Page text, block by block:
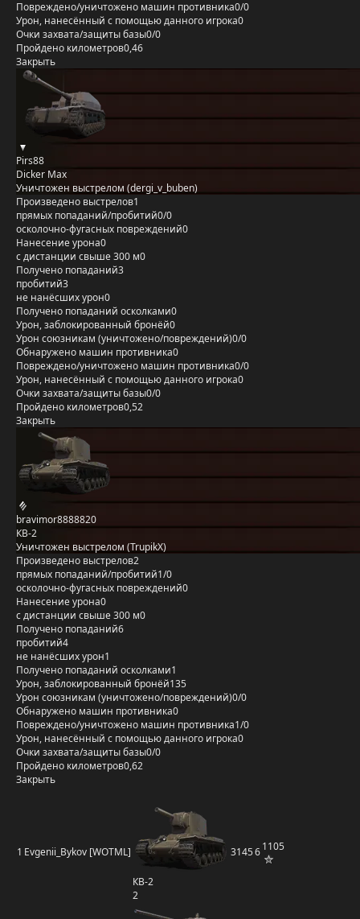
Повреждено/уничтожено машин противника0/0
Урон, нанесённый с помощью данного игрока0
Очки захвата/защиты базы0/0
Пройдено километров0,46
Закрыть
Pirs88
Dicker Max
Уничтожен выстрелом (dergi_v_buben)
Произведено выстрелов1
прямых попаданий/пробитий0/0
осколочно-фугасных повреждений0
Нанесение урона0
с дистанции свыше 300 м0
Получено попаданий3
пробитий3
не нанёсших урон0
Получено попаданий осколками0
Урон, заблокированный бронёй0
Урон союзникам (уничтожено/повреждений)0/0
Обнаружено машин противника0
Повреждено/уничтожено машин противника0/0
Урон, нанесённый с помощью данного игрока0
Очки захвата/защиты базы0/0
Пройдено километров0,52
Закрыть
bravimor8888820
КВ-2
Уничтожен выстрелом (TrupikX)
Произведено выстрелов2
прямых попаданий/пробитий1/0
осколочно-фугасных повреждений0
Нанесение урона0
с дистанции свыше 300 м0
Получено попаданий6
пробитий4
не нанёсших урон1
Получено попаданий осколками1
Урон, заблокированный бронёй135
Урон союзникам (уничтожено/повреждений)0/0
Обнаружено машин противника0
Повреждено/уничтожено машин противника1/0
Урон, нанесённый с помощью данного игрока0
Очки захвата/защиты базы0/0
Пройдено километров0,62
Закрыть
1 Evgenii_Bykov [WOTML]
КВ-2
2
314561105